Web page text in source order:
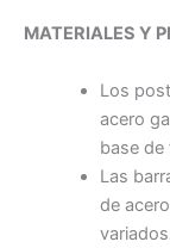
MATERIALES Y
Los
acero
base
Las
de